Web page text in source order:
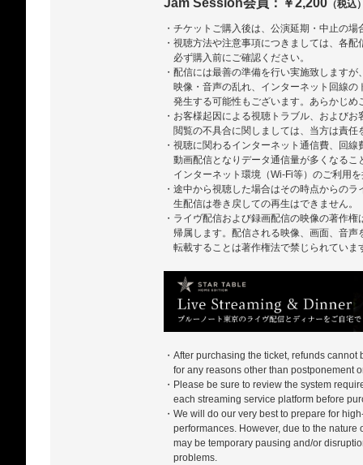
Jam Session会員：￥2,200 （税込
・チケットご購入後は、公演延期・中止の
・視聴方法や注意事項につきましては、各
必ず購入前にご確認ください。
・配信には最善の準備を行い実施致します
映像・音声の乱れ、インターネット回線
発生する可能性もございます。あらかじめ
・お客様起因による視聴トラブル、および
閲覧の不具合に関しましては、当方は責任
・視聴に関わるインターネット通信費、回
動画配信となりデータ通信量が多くなるこ
インターネット環境（Wi-Fi等）のご利用
・途中から視聴した場合はその時点からのラ
生配信は巻き戻しての再生はできません。
・ライヴ配信および録画配信の映像の著作
帰属します。配信される映像、画面、音
転載することは著作権法で禁じられていま
・After purchasing the ticket, refunds cannot
for any reasons other than postponement
・Please be sure to review the system
each streaming service platform before
・We will do our very best to prepare for
performances. However, due to the nature
may be temporary pausing and/or
problems.